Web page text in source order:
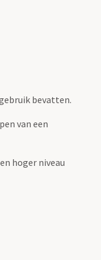
bevatten.
van een
hoger niveau